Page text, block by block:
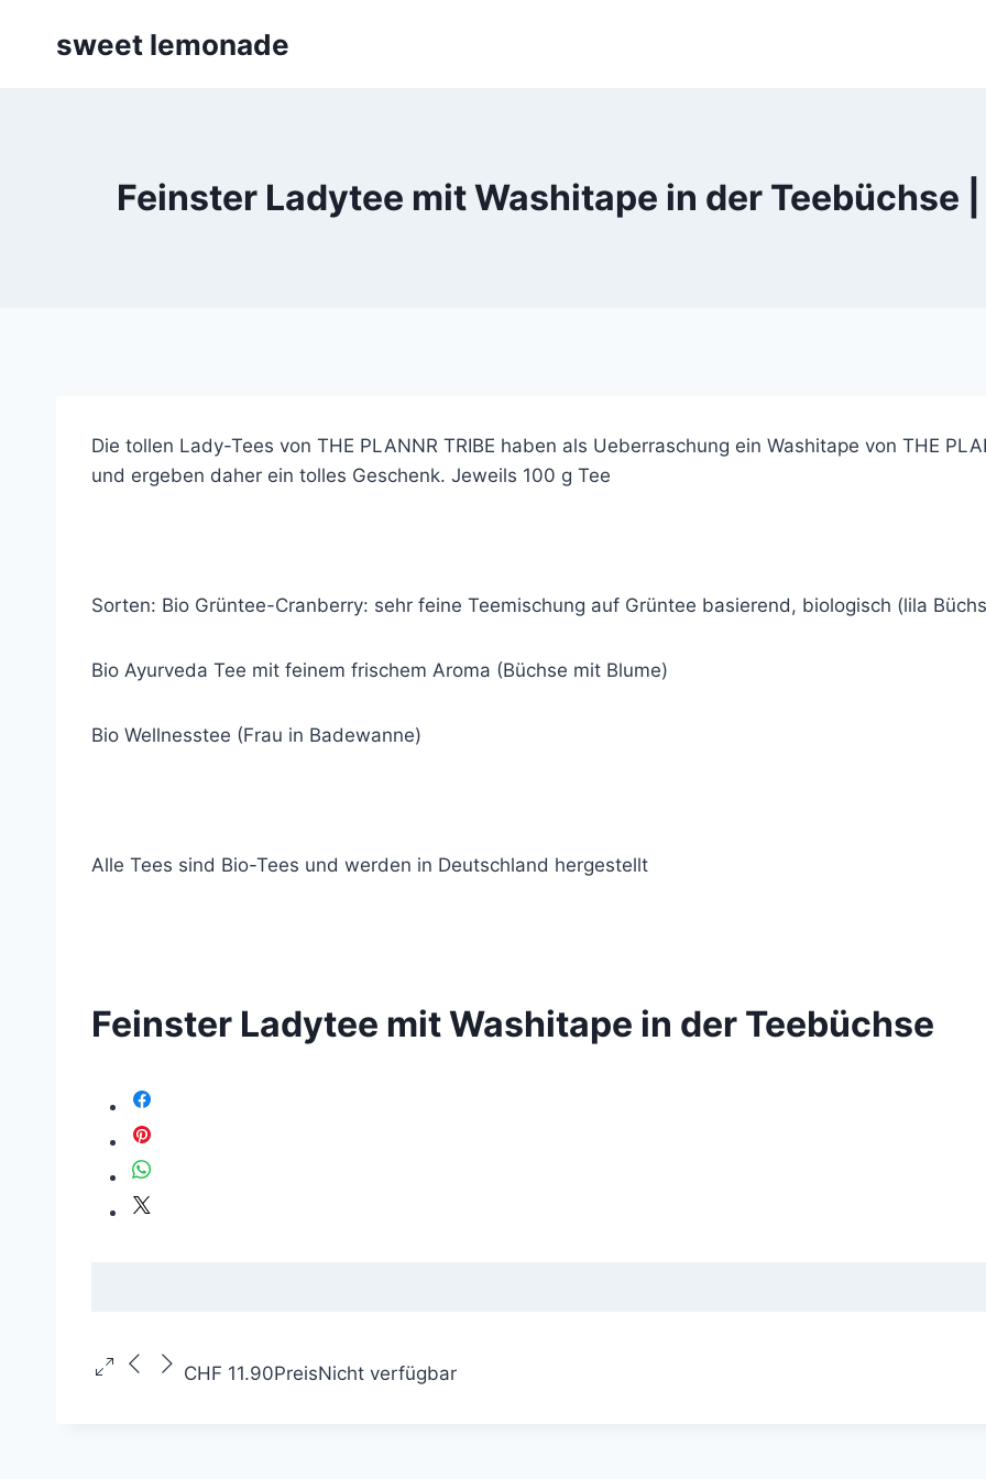
sweet lemonade
Feinster Ladytee mit Washitape in der Teebüchse
Die tollen Lady-Tees von THE PLANNR TRIBE haben als Ueberraschung ein Washitape von THE
und ergeben daher ein tolles Geschenk. Jeweils 100 g Tee
Sorten: Bio Grüntee-Cranberry: sehr feine Teemischung auf Grüntee basierend, biologisch (lila
Bio Ayurveda Tee mit feinem frischem Aroma (Büchse mit Blume)
Bio Wellnesstee (Frau in Badewanne)
Alle Tees sind Bio-Tees und werden in Deutschland hergestellt
Feinster Ladytee mit Washitape in der Teebüchse
CHF 11.90PreisNicht verfügbar